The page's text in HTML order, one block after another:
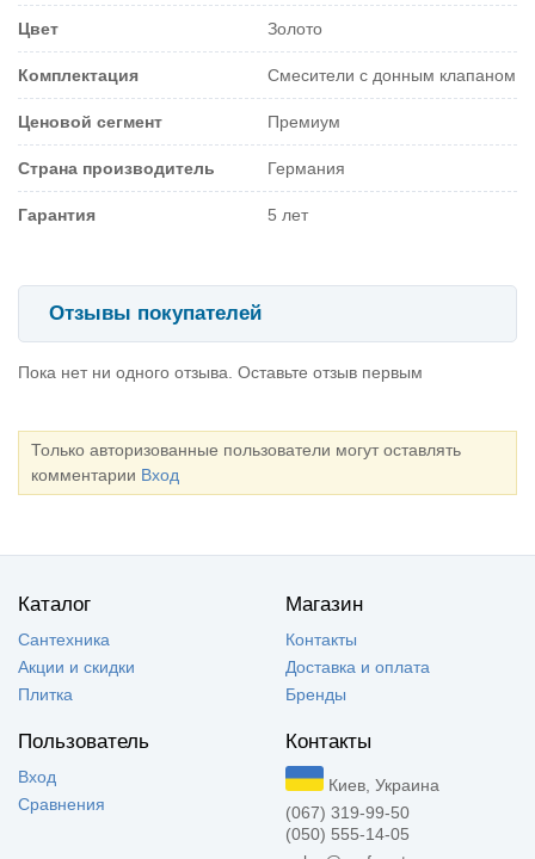
Цвет Золото
Комплектация Смесители с донным клапаном
Ценовой сегмент Премиум
Страна производитель Германия
Гарантия 5 лет
Отзывы покупателей
Пока нет ни одного отзыва. Оставьте отзыв первым
Только авторизованные пользователи могут оставлять
комментарии Вход
Каталог
Сантехника
Акции и скидки
Плитка
Магазин
Контакты
Доставка и оплата
Бренды
Пользователь
Вход
Сравнения
Контакты
Киев, Украина
(067) 319-99-50
(050) 555-14-05